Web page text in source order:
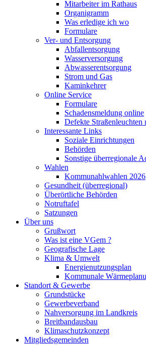
Mitarbeiter im Rathaus
Organigramm
Was erledige ich wo
Formulare
Ver- und Entsorgung
Abfallentsorgung
Wasserversorgung
Abwasserentsorgung
Strom und Gas
Kaminkehrer
Online Service
Formulare
Schadensmeldung online
Defekte Straßenleuchten
Interessante Links
Soziale Einrichtungen
Behörden
Sonstige überregionale
Wahlen
Kommunahlwahlen 2026
Gesundheit (überregional)
Überörtliche Behörden
Notruftafel
Satzungen
Über uns
Grußwort
Was ist eine VGem ?
Geografische Lage
Klima & Umwelt
Energienutzungsplan
Kommunale
Standort & Gewerbe
Grundstücke
Gewerbeverband
Nahversorgung im Landkreis
Breitbandausbau
Klimaschutzkonzept
Mitgliedsgemeinden